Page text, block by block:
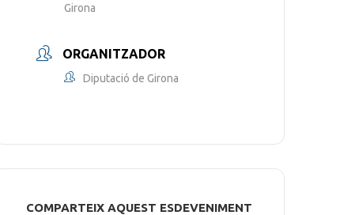
Girona
ORGANITZADOR
Diputació de Girona
COMPARTEIX AQUEST ESDEVENIMENT